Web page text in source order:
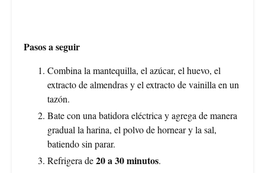
Pasos a seguir
Combina la mantequilla, el azúcar, el huevo, el
extracto de almendras y el extracto de vainilla en un
tazón.
Bate con una batidora eléctrica y agrega de manera
gradual la harina, el polvo de hornear y la sal,
batiendo sin parar.
Refrigera de20 a 30 minutos.